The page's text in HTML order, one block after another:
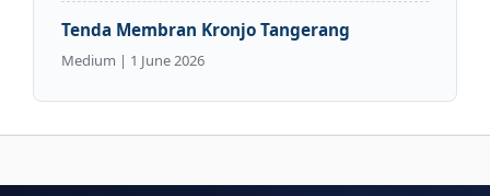
Tenda Membran Kronjo Tangerang
Medium | 1 June 2026